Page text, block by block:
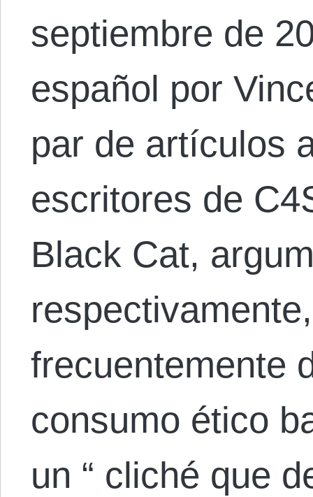
septiembre de
español por
par de artículos
escritores de
Black Cat,
frecuentemente
consumo ético
un “ cliché que